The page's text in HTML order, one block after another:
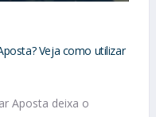
Veja como utilizar
Aposta deixa o